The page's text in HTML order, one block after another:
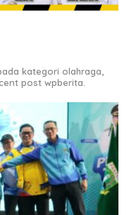
kategori olahraga,
post wpberita.